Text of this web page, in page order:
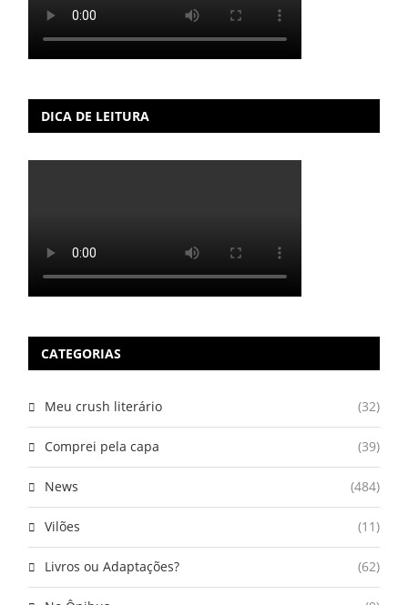
DICA DE LEITURA
CATEGORIAS
Meu crush literário (32)
Comprei pela capa (39)
News (484)
Vilões (11)
Livros ou Adaptações? (62)